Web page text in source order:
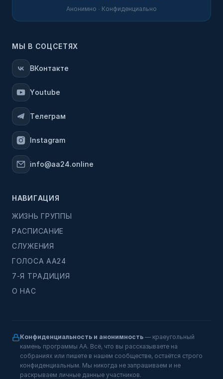
Анонимно · Конфиденциально
МЫ В СОЦСЕТЯХ
ВКонтакте
Youtube
Телеграм
Instagram
info@aa24.online
НАВИГАЦИЯ
ЖИЗНЬ ГРУППЫ
РАСПИСАНИЕ
СЛУЖЕНИЯ
ГОЛОСА АА24
7-Я ТРАДИЦИЯ
О НАС
Конфиденциальность и анонимность — краеугольный
камень программы АА. Всё, что вы рассказываете на
собраниях или пишете в нашем сообществе, остаётся строго
конфиденциальным. Мы никогда не запрашиваем и не
раскрываем личные данные участников.